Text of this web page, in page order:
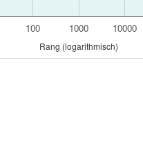
100 1000 10000
Rang (logarithmisch)